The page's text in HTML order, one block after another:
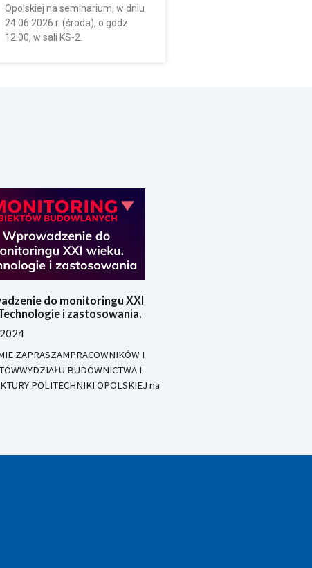
Opolskiej na seminarium, w dniu
24.06.2026 r. (środa), o godz.
12:00, w sali KS-2.
do monitoringu XXI
i zastosowania.
ZAPRASZAMPRACOWNIKÓW I
BUDOWNICTWA I
POLITECHNIKI OPOLSKIEJ na